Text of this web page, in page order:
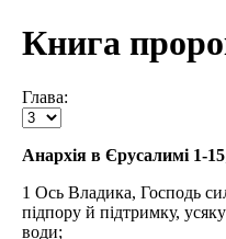
Книга
Глава:
Анархія в Єрусалимі 1-
1 Ось Владика, Господь
підпору й підтримку,
води;